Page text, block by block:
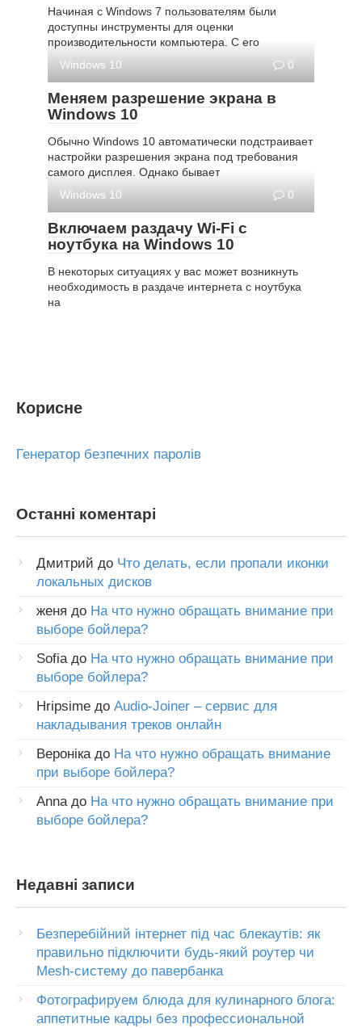
Начиная с Windows 7 пользователям были
доступны инструменты для оценки
производительности компьютера. С его
Windows 10
0
Меняем разрешение экрана в
Windows 10
Обычно Windows 10 автоматически подстраивает
настройки разрешения экрана под требования
самого дисплея. Однако бывает
Windows 10
0
Включаем раздачу Wi-Fi с
ноутбука на Windows 10
В некоторых ситуациях у вас может возникнуть
необходимость в раздаче интернета с ноутбука
на
Корисне
Генератор безпечних паролів
Останні коментарі
Дмитрий до Что делать, если пропали иконки
локальных дисков
женя до На что нужно обращать внимание при
выборе бойлера?
Sofia до На что нужно обращать внимание при
выборе бойлера?
Hripsime до Audio-Joiner – сервис для
накладывания треков онлайн
Вероніка до На что нужно обращать внимание
при выборе бойлера?
Anna до На что нужно обращать внимание при
выборе бойлера?
Недавні записи
Безперебійний інтернет під час блекаутів: як
правильно підключити будь-який роутер чи
Mesh-систему до павербанка
Фотографируем блюда для кулинарного блога:
аппетитные кадры без профессиональной